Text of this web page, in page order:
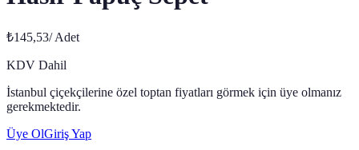
₺145,53/Adet
KDV Dahil
İstanbul çiçekçilerine özel toptan fiyatları görmek için üye olmanız
gerekmektedir.
Üye OlGiriş Yap